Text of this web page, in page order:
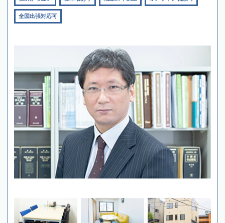
全国出張対応可